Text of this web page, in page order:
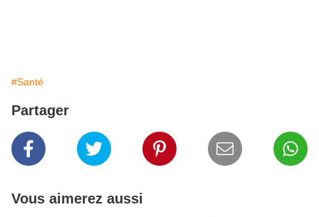
#Santé
Partager
Vous aimerez aussi